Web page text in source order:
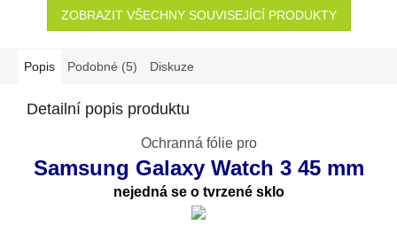
ZOBRAZIT VŠECHNY SOUVISEJÍCÍ PRODUKTY
Popis Podobné (5) Diskuze
Detailní popis produktu
Ochranná fólie pro
Samsung Galaxy Watch 3 45 mm
nejedná se o tvrzené sklo